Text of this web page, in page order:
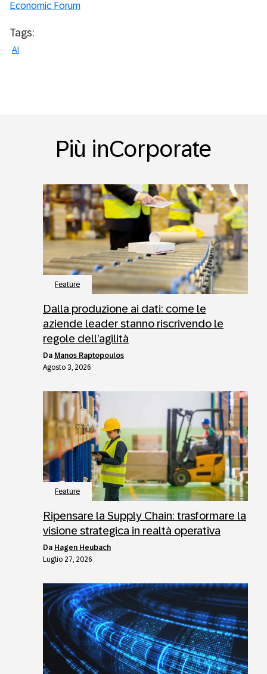
Economic Forum
Tags:
AI
Più inCorporate
Feature
Dalla produzione ai dati: come le
aziende leader stanno riscrivendo le
regole dell’agilità
da Manos Raptopoulos
Agosto 3, 2026
Feature
Ripensare la Supply Chain: trasformare la
visione strategica in realtà operativa
da Hagen Heubach
Luglio 27, 2026